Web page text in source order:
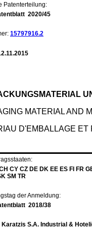
Patenterteilung:
2020/45
15797916.2
MATERIAL AND
D'EMBALLAGE
CY CZ DE DK EE ES FI FR
SM TR
der Anmeldung:
2018/38
Karatzis S.A. Industrial &